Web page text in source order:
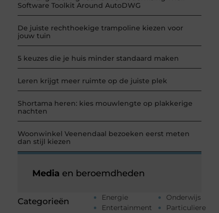
Software Toolkit Around AutoDWG
De juiste rechthoekige trampoline kiezen voor
jouw tuin
5 keuzes die je huis minder standaard maken
Leren krijgt meer ruimte op de juiste plek
Shortama heren: kies mouwlengte op plakkerige
nachten
Woonwinkel Veenendaal bezoeken eerst meten
dan stijl kiezen
Categorieën
Energie
Entertainment
Onderwijs
Particuliere
Media en beroemdheden